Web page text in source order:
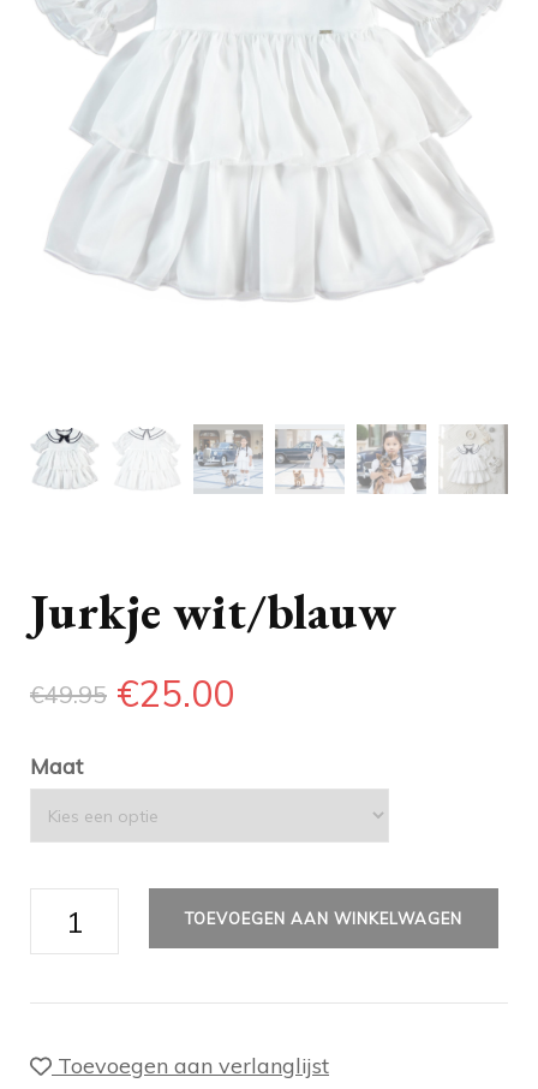
Jurkje wit/blauw
€49.95 €25.00
Maat
Jurkje
TOEVOEGEN AAN WINKELWAGEN
Toevoegen aan verlanglijst